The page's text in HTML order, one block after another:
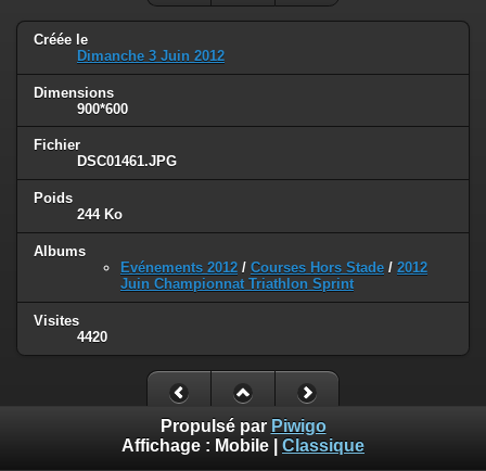
Créée le
Dimanche 3 Juin 2012
Dimensions
900*600
Fichier
DSC01461.JPG
Poids
244 Ko
Albums
Evénements 2012 / Courses Hors Stade / 2012
Juin Championnat Triathlon Sprint
Visites
4420
Propulsé par Piwigo
Affichage : Mobile Classique